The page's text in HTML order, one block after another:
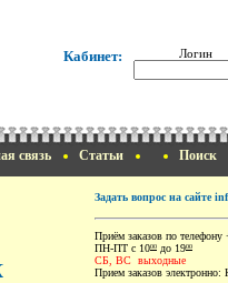
Кабинет: Логин
связь Статьи Поиск
Задать вопрос на сайте
Приём заказов по телефону
ПН-ПТ с 1000 до 1900
СБ, ВС выходные
Прием заказов электронно: